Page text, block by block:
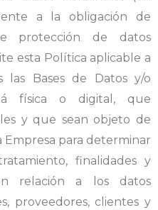
a la obligación de
protección de datos
esta Política aplicable a
las Bases de Datos y/o
física o digital, que
y que sean objeto de
para determinar
finalidades y
relación a los datos
proveedores, clientes y